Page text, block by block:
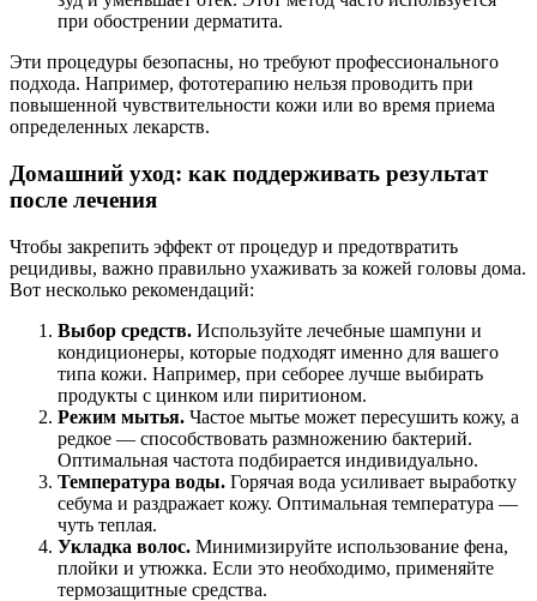
при обострении дерматита.
Эти процедуры безопасны, но требуют профессионального
подхода. Например, фототерапию нельзя проводить при
повышенной чувствительности кожи или во время приема
определенных лекарств.
Домашний уход: как поддерживать результат
после лечения
Чтобы закрепить эффект от процедур и предотвратить
рецидивы, важно правильно ухаживать за кожей головы дома.
Вот несколько рекомендаций:
Выбор средств. Используйте лечебные шампуни и
кондиционеры, которые подходят именно для вашего
типа кожи. Например, при себорее лучше выбирать
продукты с цинком или пиритионом.
Режим мытья. Частое мытье может пересушить кожу, а
редкое — способствовать размножению бактерий.
Оптимальная частота подбирается индивидуально.
Температура воды. Горячая вода усиливает выработку
себума и раздражает кожу. Оптимальная температура —
чуть теплая.
Укладка волос. Минимизируйте использование фена,
плойки и утюжка. Если это необходимо, применяйте
термозащитные средства.